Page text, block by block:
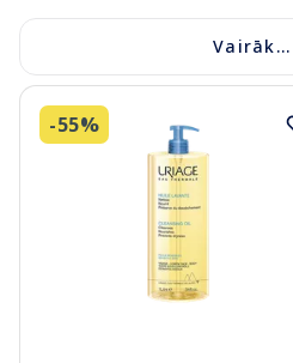
Vairāk...
-55%